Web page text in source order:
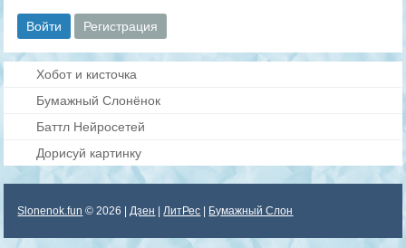
Хобот и кисточка
Бумажный Слонёнок
Баттл Нейросетей
Дорисуй картинку
Slonenok.fun © 2026 |Дзен |ЛитРес Бумажный Слон